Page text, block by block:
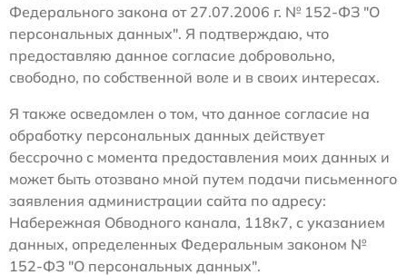
Федерального закона от 27.07.2006 г. № 152-ФЗ "О
персональных данных". Я подтверждаю, что
предоставляю данное согласие добровольно,
свободно, по собственной воле и в своих интересах.
Я также осведомлен о том, что данное согласие на
обработку персональных данных действует
бессрочно с момента предоставления моих данных и
может быть отозвано мной путем подачи письменного
заявления администрации сайта по адресу:
Набережная Обводного канала, 118к7, с указанием
данных, определенных Федеральным законом №
152-ФЗ "О персональных данных".